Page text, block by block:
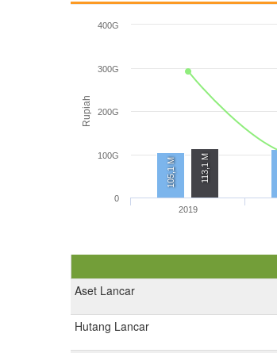
Rupiah
105,1 M 113,1 M
2019
0
100G
200G
300G
400G
Aset Lancar
Hutang Lancar